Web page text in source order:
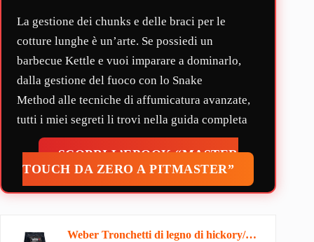
La gestione dei chunks e delle braci per le
cotture lunghe è un’arte. Se possiedi un
barbecue Kettle e vuoi imparare a dominarlo,
dalla gestione del fuoco con lo Snake
Method alle tecniche di affumicatura avanzate,
tutti i miei segreti li trovi nella guida completa
SCOPRI L’EBOOK “MASTER
TOUCH DA ZERO A PITMASTER”
Weber Tronchetti di legno di hickory/accessorio BBQ, trucioli per affumicatura naturale per il…